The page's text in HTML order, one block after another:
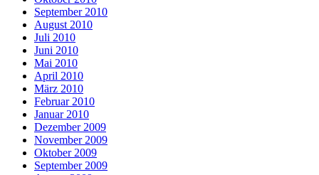
September 2010
August 2010
Juli 2010
Juni 2010
Mai 2010
April 2010
März 2010
Februar 2010
Januar 2010
Dezember 2009
November 2009
Oktober 2009
September 2009